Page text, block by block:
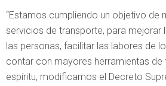
“Estamos cumpliendo un objetivo de
servicios de transporte, para mejorar
las personas, facilitar las labores de
contar con mayores herramientas de
espíritu, modificamos el Decreto